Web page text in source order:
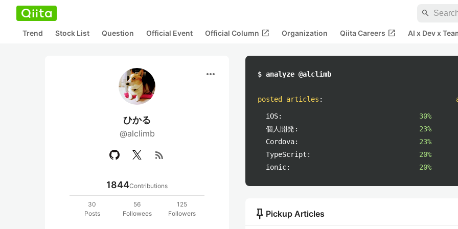
search
Trend Stock List Question Official Event Official Column open_in_new Organization Qiita Careers open_in_new AI x Dev x
more_horiz
ひかる
@alclimb
rss_feed
1844Contributions
30
Posts
56
Followees
125
Followers
$ analyze @alclimb
posted articles :
iOS:
30%
個人開発:
23%
Cordova:
23%
TypeScript:
20%
ionic:
20%
push_pin Pickup Articles